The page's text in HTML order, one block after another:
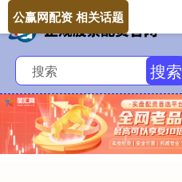
搜索
公赢网配资 相关话题